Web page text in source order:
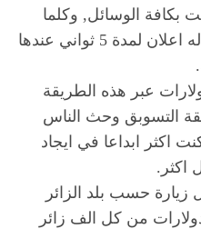
بكافة الوسائل, وكلما
ضغط عليه شخص ما يظهر له اعلان لمدة 5 ثواني عندها
عبر هذه الطريقة
التسوبق وحث الناس
اكثر ابداعا في ايجاد
اكثر.
زيارة حسب بلد الزائر
ان تكسب حتى 10 دولارات من كل الف زائر